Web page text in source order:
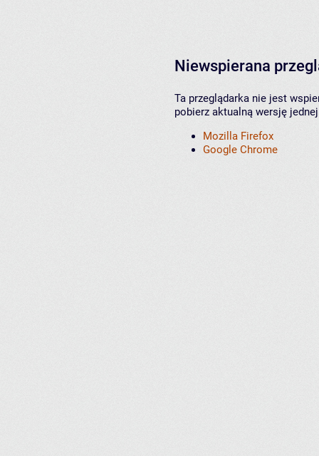
Niewspierana
Ta przeglądarka nie jest
pobierz aktualną wersję
Mozilla Firefox
Google Chrome